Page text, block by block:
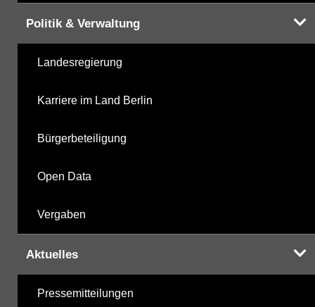
Politik & Verwaltung
Landesregierung
Karriere im Land Berlin
Bürgerbeteiligung
Open Data
Vergaben
Aktuelles
Pressemitteilungen